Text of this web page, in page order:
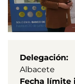
Delegación
Albacete
Fecha límite